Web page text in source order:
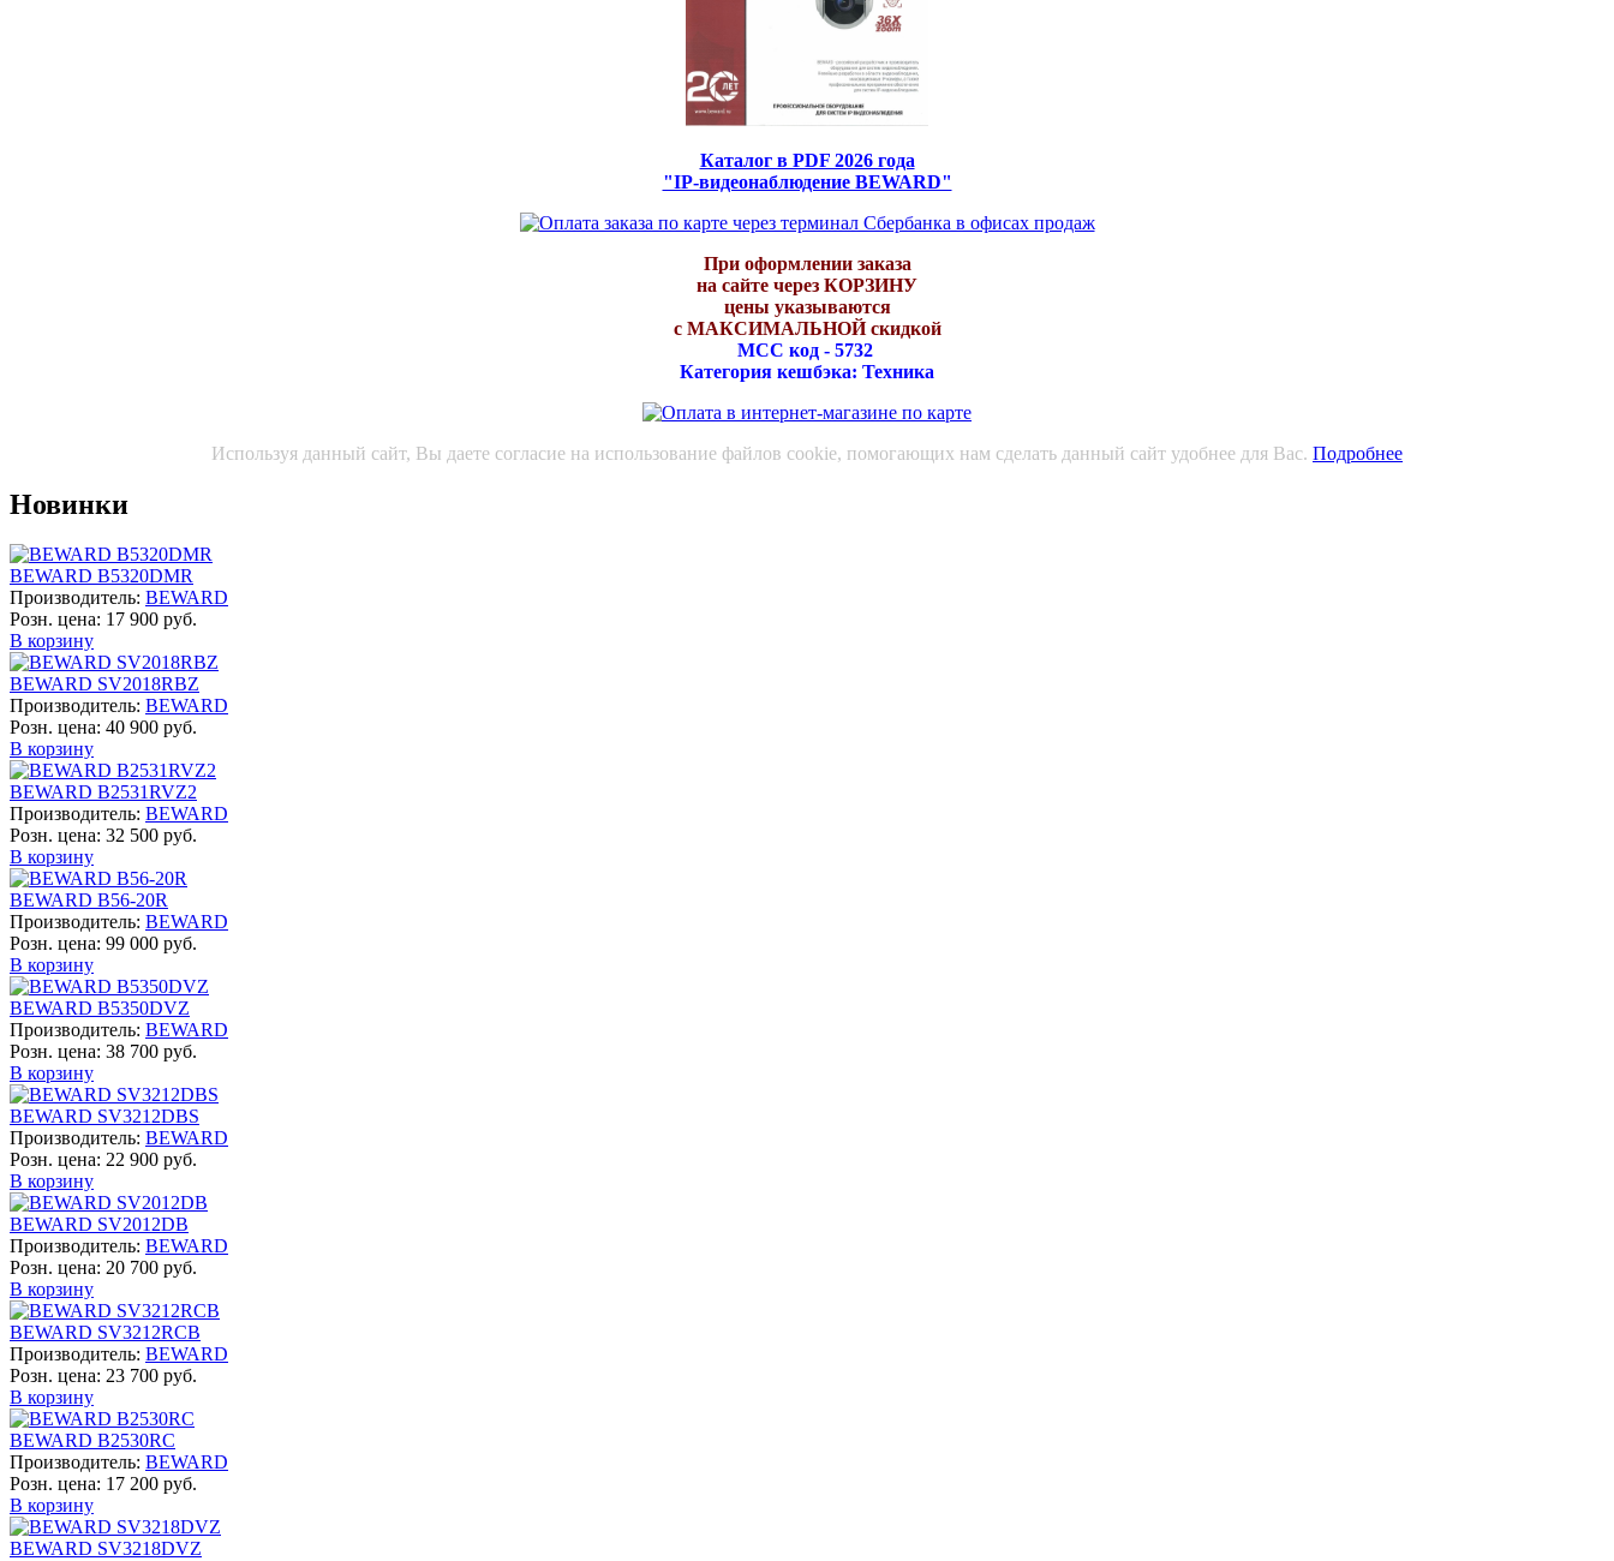
Каталог в PDF 2026 года
"IP-видеонаблюдение BEWARD"
При оформлении заказа
на сайте через КОРЗИНУ
цены указываются
с МАКСИМАЛЬНОЙ скидкой
МСС код - 5732
Категория кешбэка: Техника
Используя данный сайт, Вы даете согласие на использование файлов cookie, помогающих нам сделать данный сайт удобнее для Вас. Подробнее
Новинки
BEWARD B5320DMR
Производитель: BEWARD
Розн. цена: 17 900 руб.
В корзину
BEWARD SV2018RBZ
Производитель: BEWARD
Розн. цена: 40 900 руб.
В корзину
BEWARD B2531RVZ2
Производитель: BEWARD
Розн. цена: 32 500 руб.
В корзину
BEWARD B56-20R
Производитель: BEWARD
Розн. цена: 99 000 руб.
В корзину
BEWARD B5350DVZ
Производитель: BEWARD
Розн. цена: 38 700 руб.
В корзину
BEWARD SV3212DBS
Производитель: BEWARD
Розн. цена: 22 900 руб.
В корзину
BEWARD SV2012DB
Производитель: BEWARD
Розн. цена: 20 700 руб.
В корзину
BEWARD SV3212RCB
Производитель: BEWARD
Розн. цена: 23 700 руб.
В корзину
BEWARD B2530RC
Производитель: BEWARD
Розн. цена: 17 200 руб.
В корзину
BEWARD SV3218DVZ